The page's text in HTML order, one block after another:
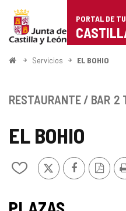
Portal
de
Turismo
Castilla
León
PORTAL DE
InicioServicios EL BOHIO
EL BOHIO
Añadir/quitar
cuadernos
X Facebook
PDF
RESTAURANTE / BAR 2